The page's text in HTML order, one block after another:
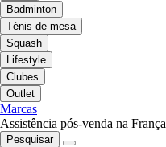
Badminton
Ténis de mesa
Squash
Lifestyle
Clubes
Outlet
Marcas
Assistência pós-venda na França
Pesquisar